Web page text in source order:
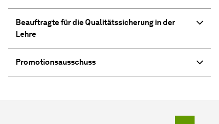
Beauftragte für die Qualitätssicherung in der
Lehre
Promotionsausschuss